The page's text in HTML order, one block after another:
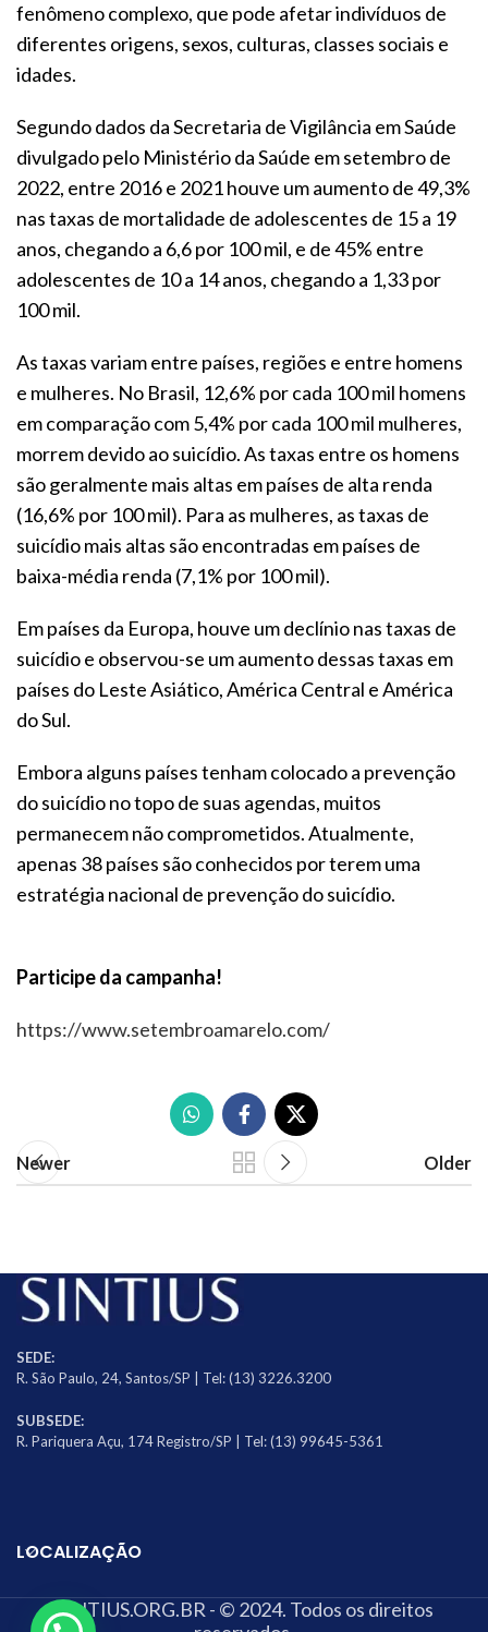
fenômeno complexo, que pode afetar indivíduos de
diferentes origens, sexos, culturas, classes sociais e
idades.
Segundo dados da Secretaria de Vigilância em Saúde
divulgado pelo Ministério da Saúde em setembro de
2022, entre 2016 e 2021 houve um aumento de 49,3%
nas taxas de mortalidade de adolescentes de 15 a 19
anos, chegando a 6,6 por 100 mil, e de 45% entre
adolescentes de 10 a 14 anos, chegando a 1,33 por
100 mil.
As taxas variam entre países, regiões e entre homens
e mulheres. No Brasil, 12,6% por cada 100 mil homens
em comparação com 5,4% por cada 100 mil mulheres,
morrem devido ao suicídio. As taxas entre os homens
são geralmente mais altas em países de alta renda
(16,6% por 100 mil). Para as mulheres, as taxas de
suicídio mais altas são encontradas em países de
baixa-média renda (7,1% por 100 mil).
Em países da Europa, houve um declínio nas taxas de
suicídio e observou-se um aumento dessas taxas em
países do Leste Asiático, América Central e América
do Sul.
Embora alguns países tenham colocado a prevenção
do suicídio no topo de suas agendas, muitos
permanecem não comprometidos. Atualmente,
apenas 38 países são conhecidos por terem uma
estratégia nacional de prevenção do suicídio.
Participe da campanha!
https://www.setembroamarelo.com/
Newer Older
SEDE:
R. São Paulo, 24, Santos/SP | Tel: (13) 3226.3200
SUBSEDE:
R. Pariquera Açu, 174 Registro/SP | Tel: (13) 99645-5361
LOCALIZAÇÃO
SINTIUS.ORG.BR - © 2024. Todos os direitos